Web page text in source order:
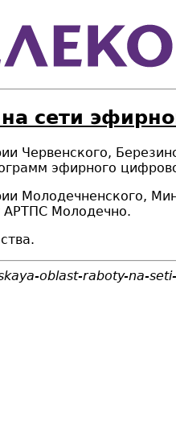
сети
Червенского,
эфирного
Молодечненского,
АРТПС Молодечно.
oblast-raboty-na-